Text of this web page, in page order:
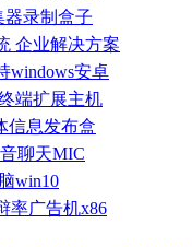
录制盒子
企业解决方案
windows安卓
端扩展主机
信息发布盒
聊天MIC
win10
率广告机x86